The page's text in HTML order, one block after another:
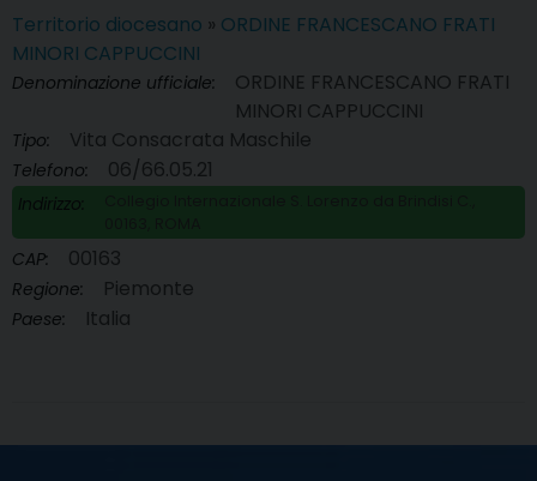
Territorio diocesano » ORDINE FRANCESCANO FRATI
MINORI CAPPUCCINI
Denominazione ufficiale:
ORDINE FRANCESCANO FRATI
MINORI CAPPUCCINI
Tipo: Vita Consacrata Maschile
Telefono: 06/66.05.21
Indirizzo:
CAP: 00163
Regione: Piemonte
Paese: Italia